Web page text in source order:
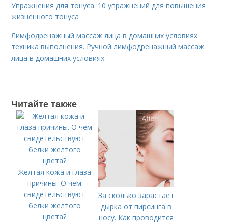
Упражнения для тонуса. 10 упражнений для повышения
жизненного тонуса
Лимфодренажный массаж лица в домашних условиях
техника выполнения. Ручной лимфодренажный массаж
лица в домашних условиях
Читайте также
Желтая кожа и глаза
причины. О чем
свидетельствуют
белки желтого
цвета?
За сколько зарастает
дырка от пирсинга в
носу. Как проводится